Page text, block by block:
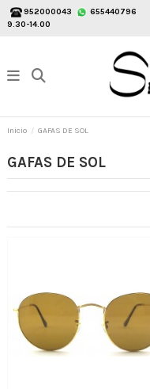
952000043 655440796
9.30-14.00
Inicio GAFAS DE SOL
GAFAS DE SOL